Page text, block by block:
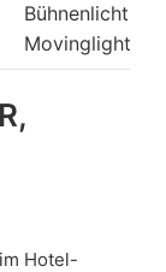
Bühnenlicht,
Movinglights
Hotel-